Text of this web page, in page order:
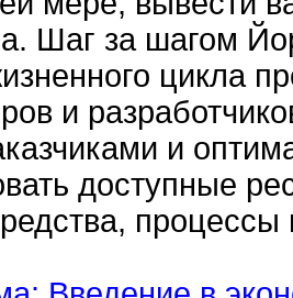
Шаг за шагом
цикла
и
и
доступные
процессы